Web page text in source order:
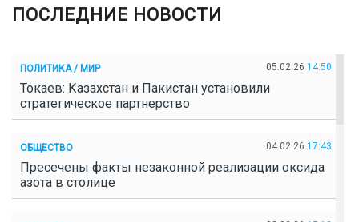
ПОСЛЕДНИЕ НОВОСТИ
ПОЛИТИКА / МИР 05.02.26 14:50
Токаев: Казахстан и Пакистан установили
стратегическое партнерство
ОБЩЕСТВО 04.02.26 17:43
Пресечены факты незаконной реализации оксида
азота в столице